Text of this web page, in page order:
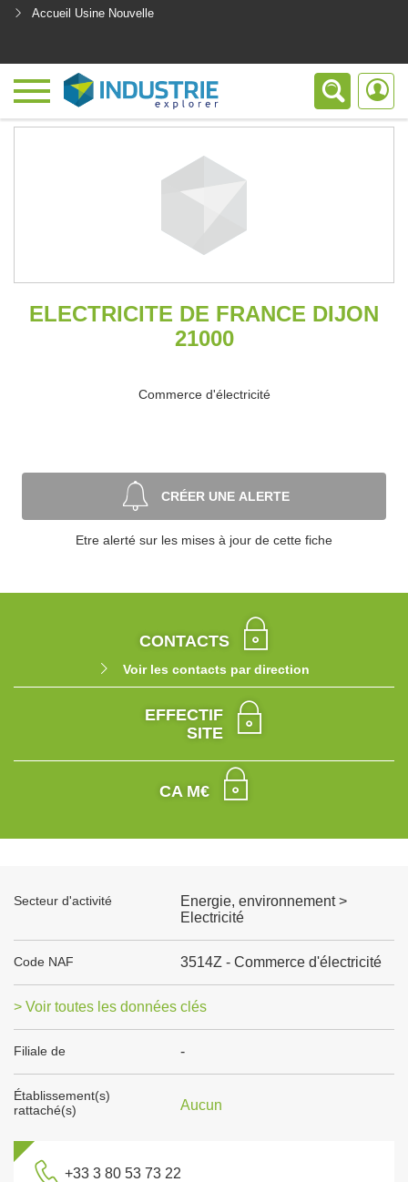
Accueil Usine Nouvelle
ELECTRICITE DE FRANCE DIJON
21000
Commerce d'électricité
CRÉER UNE ALERTE
Etre alerté sur les mises à jour de cette fiche
CONTACTS
Voir les contacts par direction
EFFECTIF
SITE
CA M€
Secteur d'activité
Energie, environnement >
Electricité
Code NAF 3514Z - Commerce d'électricité
> Voir toutes les données clés
Filiale de -
Établissement(s)
rattaché(s)
Aucun
+33 3 80 53 73 22